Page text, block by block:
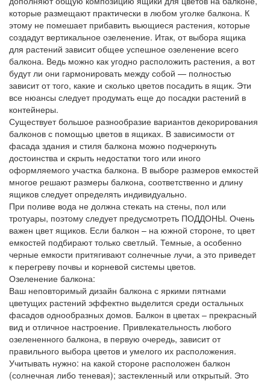
которые размещают практически в любом уголке балкона. К
этому не помешает прибавить вьющиеся растения, которые
создадут вертикальное озеленение. Итак, от выбора ящика
для растений зависит общее успешное озеленение всего
балкона. Ведь можно как угодно расположить растения, а вот
будут ли они гармонировать между собой — полностью
зависит от того, какие и сколько цветов посадить в ящик. Эти
все нюансы следует продумать еще до посадки растений в
контейнеры.
Существует большое разнообразие вариантов декорирования
балконов с помощью цветов в ящиках. В зависимости от
фасада здания и стиля балкона можно подчеркнуть
достоинства и скрыть недостатки того или иного
оформляемого участка балкона. В выборе размеров емкостей
многое решают размеры балкона, соответственно и длину
ящиков следует определять индивидуально.
При поливе вода не должна стекать на стены, пол или
тротуары, поэтому следует предусмотреть ПОДДОНЫ. Очень
важен цвет ящиков. Если балкон – на южной стороне, то цвет
емкостей подбирают только светлый. Темные, а особенно
черные емкости притягивают солнечные лучи, а это приведет
к перегреву почвы и корневой системы цветов.
Озеленение балкона:
Ваш неповторимый дизайн балкона с яркими пятнами
цветущих растений эффектно выделится среди остальных
фасадов однообразных домов. Балкон в цветах – прекрасный
вид и отличное настроение. Привлекательность любого
озелененного балкона, в первую очередь, зависит от
правильного выбора цветов и умелого их расположения.
Учитывать нужно: на какой стороне расположен балкон
(солнечная либо теневая); застекленный или открытый. Это